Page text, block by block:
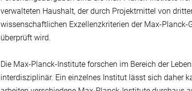
verwalteten Haushalt, der durch Projektmit­tel von
wissen­schaftlichen Exzellenzkriterien der Max-
überprüft wird.
Die Max-Planck-Institute forschen im Bereich der
interdisziplinär. Ein einzelnes Institut lässt sich daher